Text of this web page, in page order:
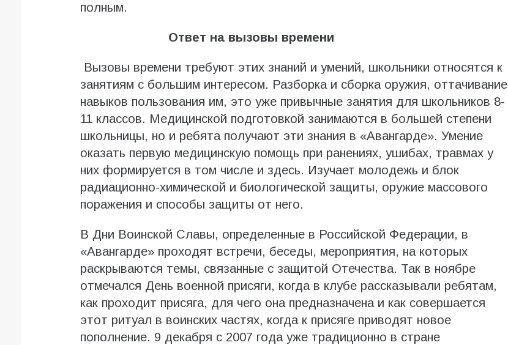
полным.
Ответ на вызовы времени
Вызовы времени требуют этих знаний и умений, школьники относятся к
занятиям с большим интересом. Разборка и сборка оружия, оттачивание
навыков пользования им, это уже привычные занятия для школьников 8-
11 классов. Медицинской подготовкой занимаются в большей степени
школьницы, но и ребята получают эти знания в «Авангарде». Умение
оказать первую медицинскую помощь при ранениях, ушибах, травмах у
них формируется в том числе и здесь. Изучает молодежь и блок
радиационно-химической и биологической защиты, оружие массового
поражения и способы защиты от него.
В Дни Воинской Славы, определенные в Российской Федерации, в
«Авангарде» проходят встречи, беседы, мероприятия, на которых
раскрываются темы, связанные с защитой Отечества. Так в ноябре
отмечался День военной присяги, когда в клубе рассказывали ребятам,
как проходит присяга, для чего она предназначена и как совершается
этот ритуал в воинских частях, когда к присяге приводят новое
пополнение. 9 декабря с 2007 года уже традиционно в стране